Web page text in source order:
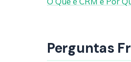
Perguntas